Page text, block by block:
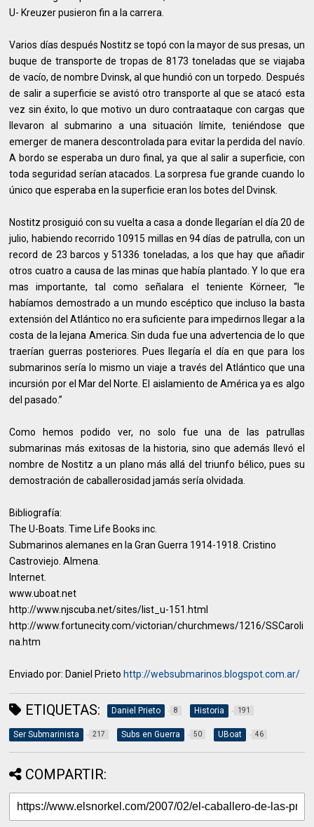
U- Kreuzer pusieron fin a la carrera.
Varios días después Nostitz se topó con la mayor de sus presas, un
buque de transporte de tropas de 8173 toneladas que se viajaba
de vacío, de nombre Dvinsk, al que hundió con un torpedo. Después
de salir a superficie se avistó otro transporte al que se atacó esta
vez sin éxito, lo que motivo un duro contraataque con cargas que
llevaron al submarino a una situación límite, teniéndose que
emerger de manera descontrolada para evitar la perdida del navío.
A bordo se esperaba un duro final, ya que al salir a superficie, con
toda seguridad serían atacados. La sorpresa fue grande cuando lo
único que esperaba en la superficie eran los botes del Dvinsk.
Nostitz prosiguió con su vuelta a casa a donde llegarían el día 20 de
julio, habiendo recorrido 10915 millas en 94 días de patrulla, con un
record de 23 barcos y 51336 toneladas, a los que hay que añadir
otros cuatro a causa de las minas que había plantado. Y lo que era
mas importante, tal como señalara el teniente Körneer, “le
habíamos demostrado a un mundo escéptico que incluso la basta
extensión del Atlántico no era suficiente para impedirnos llegar a la
costa de la lejana America. Sin duda fue una advertencia de lo que
traerían guerras posteriores. Pues llegaría el día en que para los
submarinos sería lo mismo un viaje a través del Atlántico que una
incursión por el Mar del Norte. El aislamiento de América ya es algo
del pasado.”
Como hemos podido ver, no solo fue una de las patrullas
submarinas más exitosas de la historia, sino que además llevó el
nombre de Nostitz a un plano más allá del triunfo bélico, pues su
demostración de caballerosidad jamás sería olvidada.
Bibliografía:
The U-Boats. Time Life Books inc.
Submarinos alemanes en la Gran Guerra 1914-1918. Cristino
Castroviejo. Almena.
Internet.
www.uboat.net
http://www.njscuba.net/sites/list_u-151.html
http://www.fortunecity.com/victorian/churchmews/1216/SSCaroli
na.htm
Enviado por: Daniel Prieto http://websubmarinos.blogspot.com.ar/
ETIQUETAS: Daniel Prieto 8 Historia 191
Ser Submarinista 217 Subs en Guerra 50 UBoat 46
COMPARTIR: